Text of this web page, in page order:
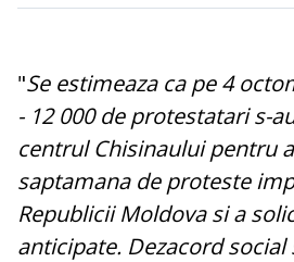
"Se estimeaza ca pe 4
- 12 000 de protestatari s-
centrul Chisinaului pentru
saptamana de proteste
Republicii Moldova si a
anticipate. Dezacord social